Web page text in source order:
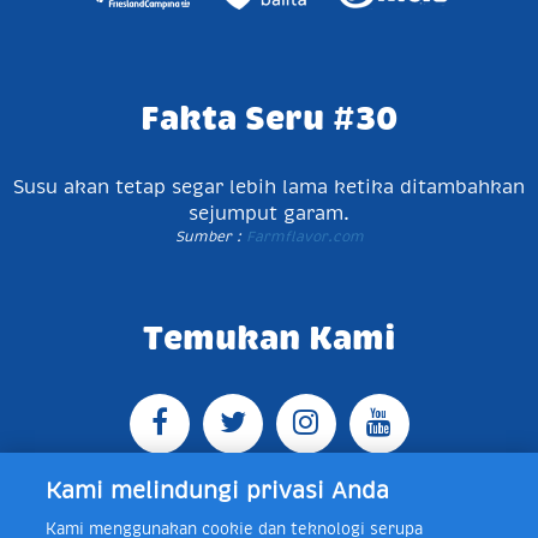
Fakta Seru #30
Susu akan tetap segar lebih lama ketika ditambahkan
sejumput garam.
Sumber :Farmflavor.com
Temukan Kami
Kami melindungi privasi Anda
Kami menggunakan cookie dan teknologi serupa